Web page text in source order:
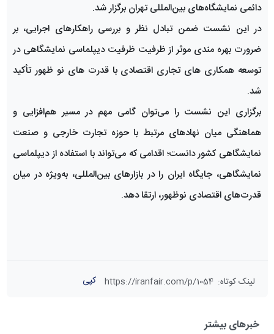
دائمی نمایشگاه‌های بین‌المللی تهران برگزار شد.
در این نشست ضمن تبادل نظر و بررسی راهکارهای اجرایی، بر
ضرورت بهره مندی موثر از ظرفیت ظرفیت دیپلماسی نمایشگاهی در
توسعه همکاری های تجاری اقتصادی با قدرت های نو ظهور تأکید
شد.
برگزاری این نشست را می‌توان گامی مهم در مسیر هم‌افزایی و
هماهنگی میان نهادهای مرتبط با حوزه تجارت خارجی و صنعت
نمایشگاهی کشور دانست؛ اقدامی که می‌تواند با استفاده از دیپلماسی
نمایشگاهی، جایگاه ایران را در بازارهای بین‌المللی، به‌ویژه در میان
قدرت‌های اقتصادی نوظهور، ارتقا دهد.
لینک کوتاه:
https://iranfair.com/p/1054 کپی
خبرهای بیشتر